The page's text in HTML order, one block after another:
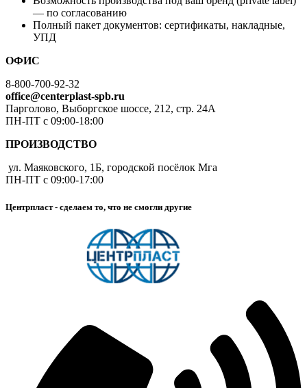
— по согласованию
Полный пакет документов: сертификаты, накладные,
УПД
ОФИС
8-800-700-92-32
office@centerplast-spb.ru
Парголово, Выборгское шоссе, 212, стр. 24А
ПН-ПТ с 09:00-18:00
ПРОИЗВОДСТВО
ул. Маяковского, 1Б, городской посёлок Мга
ПН-ПТ с 09:00-17:00
Центрпласт - сделаем то, что не смогли другие